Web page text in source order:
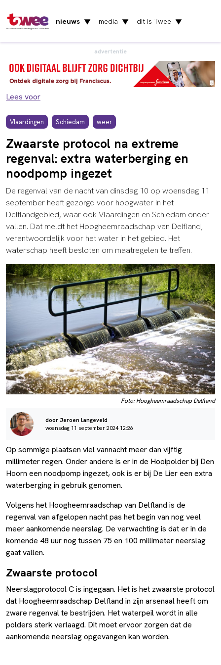
Het nieuws uit Vlaardingen en Schiedam
nieuws ▼ media ▼ dit is Twee ▼
advertentie
Lees voor
Vlaardingen Schiedam weer
Zwaarste protocol na extreme
regenval: extra waterberging en
noodpomp ingezet
De regenval van de nacht van dinsdag 10 op woensdag 11
september heeft gezorgd voor hoogwater in het
Delflandgebied, waar ook Vlaardingen en Schiedam onder
vallen. Dat meldt het Hoogheemraadschap van Delfland,
verantwoordelijk voor het water in het gebied. Het
waterschap heeft besloten om maatregelen te treffen.
Foto: Hoogheemraadschap Delfland
door Jeroen Langeveld
woensdag 11 september 2024 12:26
Op sommige plaatsen viel vannacht meer dan vijftig
millimeter regen. Onder andere is er in de Hooipolder bij Den
Hoorn een noodpomp ingezet, ook is er bij De Lier een extra
waterberging in gebruik genomen.
Volgens het Hoogheemraadschap van Delfland is de
regenval van afgelopen nacht pas het begin van nog veel
meer aankomende neerslag. De verwachting is dat er in de
komende 48 uur nog tussen 75 en 100 millimeter neerslag
gaat vallen.
Zwaarste protocol
Neerslagprotocol C is ingegaan. Het is het zwaarste protocol
dat Hoogheemraadschap Delfland in zijn arsenaal heeft om
zware regenval te bestrijden. Het waterpeil wordt in alle
polders sterk verlaagd. Dit moet ervoor zorgen dat de
aankomende neerslag opgevangen kan worden.